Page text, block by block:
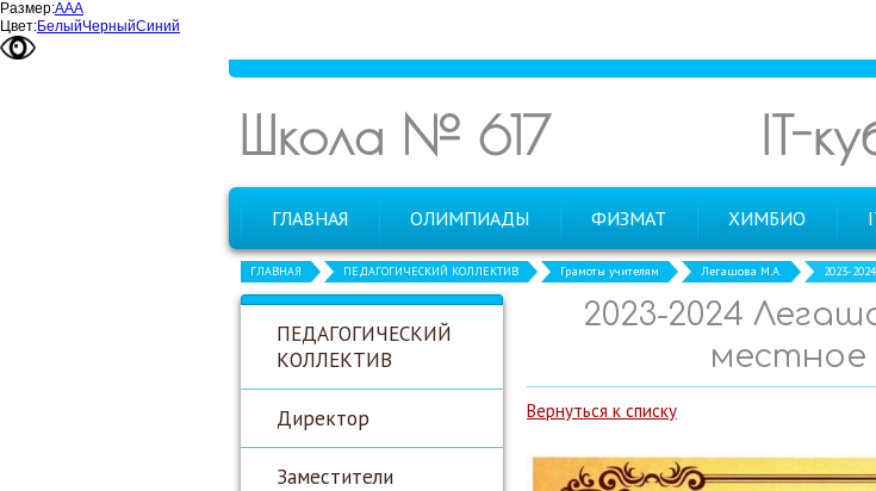
Размер:ААА
Цвет:БелыйЧерныйСиний
Школа № 617 IT-
ГЛАВНАЯ ОЛИМПИАДЫ ФИЗМАТ ХИМБИО
ГЛАВНАЯ ПЕДАГОГИЧЕСКИЙ КОЛЛЕКТИВ Грамоты учителям Легашова М.А. 2023-
ПЕДАГОГИЧЕСКИЙ
КОЛЛЕКТИВ
Директор
Заместители
2023-2024
местное
Вернуться к списку